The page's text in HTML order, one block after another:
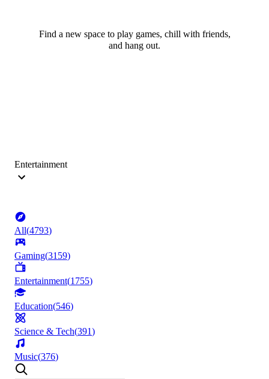
Find a new space to play games, chill with friends,
and hang out.
Entertainment
All(4793)
Gaming(3159)
Entertainment(1755)
Education(546)
Science & Tech(391)
Music(376)